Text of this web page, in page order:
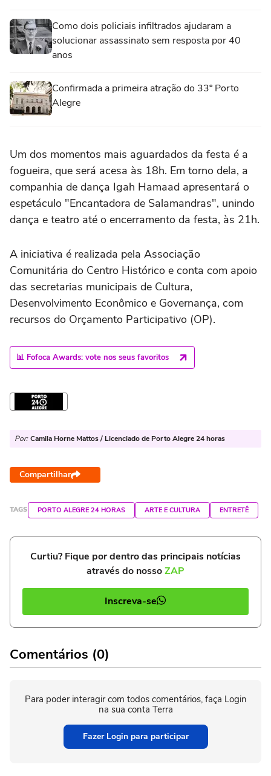
Como dois policiais infiltrados ajudaram a
solucionar assassinato sem resposta por 40
anos
Confirmada a primeira atração do 33º Porto
Alegre
Um dos momentos mais aguardados da festa é a
fogueira, que será acesa às 18h. Em torno dela, a
companhia de dança Igah Hamaad apresentará o
espetáculo "Encantadora de Salamandras", unindo
dança e teatro até o encerramento da festa, às 21h.
A iniciativa é realizada pela Associação
Comunitária do Centro Histórico e conta com apoio
das secretarias municipais de Cultura,
Desenvolvimento Econômico e Governança, com
recursos do Orçamento Participativo (OP).
📊 Fofoca Awards: vote nos seus favoritos
Por: Camila Horne Mattos / Licenciado de Porto Alegre 24 horas
Compartilhar
TAGS PORTO ALEGRE 24 HORAS ARTE E CULTURA ENTRETÊ
Curtiu? Fique por dentro das principais notícias
através do nossoZAP
Inscreva-se
Comentários (0)
Para poder interagir com todos comentários, faça Login
na sua conta Terra
Fazer Login para participar